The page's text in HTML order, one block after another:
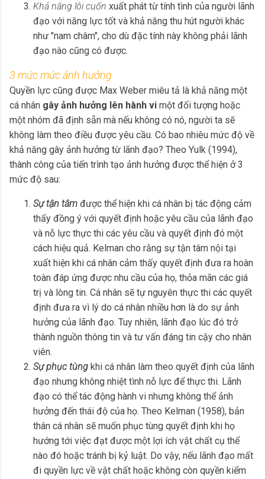
Khả năng lôi cuốn xuất phát từ tính tình của người lãnh
đạo với năng lực tốt và khả năng thu hút người khác
như "nam châm", cho dù đặc tính này không phải lãnh
đạo nào cũng có được.
3 mức mức ảnh hưởng
Quyền lực cũng được Max Weber miêu tả là khả năng một
cá nhân gây ảnh hưởng lên hành vi một đối tượng hoặc
một nhóm đã định sẵn mà nếu không có nó, người ta sẽ
không làm theo điều được yêu cầu. Có bao nhiêu mức độ về
khả năng gây ảnh hưởng từ lãnh đạo? Theo Yulk (1994),
thành công của tiến trình tạo ảnh hưởng được thể hiện ở 3
mức độ sau:
Sự tận tâm được thể hiện khi cá nhân bị tác động cảm
thấy đồng ý với quyết định hoặc yêu cầu của lãnh đạo
và nỗ lực thực thi các yêu cầu và quyết định đó một
cách hiệu quả. Kelman cho rằng sự tận tâm nội tại
xuất hiện khi cá nhân cảm thấy quyết định đưa ra hoàn
toàn đáp ứng được nhu cầu của họ, thỏa mãn các giá
trị và lòng tin. Cá nhân sẽ tự nguyên thực thi các quyết
định đưa ra vì lý do cá nhân nhiều hơn là do sự ảnh
hưởng của lãnh đạo. Tuy nhiên, lãnh đạo lúc đó trở
thành nguồn thông tin và tư vấn đáng tin cậy cho nhân
viên.
Sự phục tùng khi cá nhân làm theo quyết định của lãnh
đạo nhưng không nhiệt tình nỗ lực để thực thi. Lãnh
đạo có thể tác động hành vi nhưng không thể ảnh
hưởng đến thái độ của họ. Theo Kelman (1958), bản
thân cá nhân sẽ muốn phục tùng quyết định khi họ
hướng tới việc đạt được một lợi ích vật chất cụ thể
nào đó hoặc tránh bị kỷ luật. Do vậy, nếu lãnh đạo mất
đi quyền lực về vật chất hoặc không còn quyền kiểm